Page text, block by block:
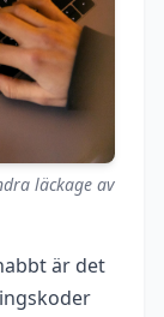
läckage av
är det